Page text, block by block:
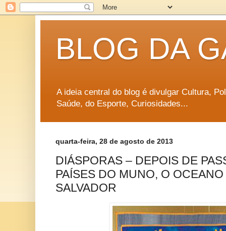
BLOG DA
A ideia central do blog é divulgar Cultura,
Saúde, do Esporte, Curiosidades...
quarta-feira, 28 de agosto de 2013
DIÁSPORAS – DEPOIS DE
PAÍSES DO MUNO, O
SALVADOR